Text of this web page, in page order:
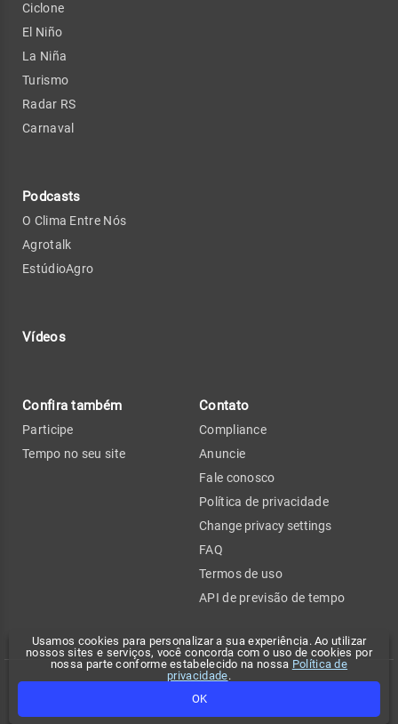
Usamos cookies para personalizar a sua experiência. Ao utilizar
nossos sites e serviços, você concorda com o uso de cookies por
nossa parte conforme estabelecido na nossa Política de
privacidade.
OK
Ciclone
El Niño
La Niña
Turismo
Radar RS
Carnaval
Podcasts
O Clima Entre Nós
Agrotalk
EstúdioAgro
Vídeos
Confira também
Participe
Tempo no seu site
Contato
Compliance
Anuncie
Fale conosco
Política de privacidade
Change privacy settings
FAQ
Termos de uso
API de previsão de tempo
Copyright 2026 - Climatempo. Todos os direitos reservados.